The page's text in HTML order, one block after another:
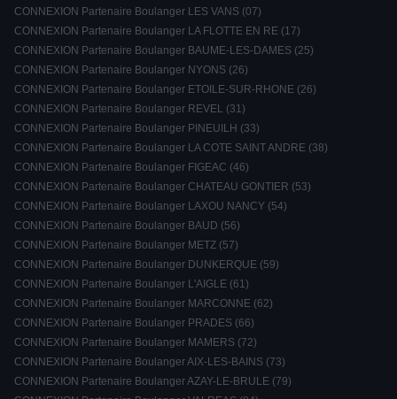
CONNEXION Partenaire Boulanger LES VANS (07)
CONNEXION Partenaire Boulanger LA FLOTTE EN RE (17)
CONNEXION Partenaire Boulanger BAUME-LES-DAMES (25)
CONNEXION Partenaire Boulanger NYONS (26)
CONNEXION Partenaire Boulanger ETOILE-SUR-RHONE (26)
CONNEXION Partenaire Boulanger REVEL (31)
CONNEXION Partenaire Boulanger PINEUILH (33)
CONNEXION Partenaire Boulanger LA COTE SAINT ANDRE (38)
CONNEXION Partenaire Boulanger FIGEAC (46)
CONNEXION Partenaire Boulanger CHATEAU GONTIER (53)
CONNEXION Partenaire Boulanger LAXOU NANCY (54)
CONNEXION Partenaire Boulanger BAUD (56)
CONNEXION Partenaire Boulanger METZ (57)
CONNEXION Partenaire Boulanger DUNKERQUE (59)
CONNEXION Partenaire Boulanger L'AIGLE (61)
CONNEXION Partenaire Boulanger MARCONNE (62)
CONNEXION Partenaire Boulanger PRADES (66)
CONNEXION Partenaire Boulanger MAMERS (72)
CONNEXION Partenaire Boulanger AIX-LES-BAINS (73)
CONNEXION Partenaire Boulanger AZAY-LE-BRULE (79)